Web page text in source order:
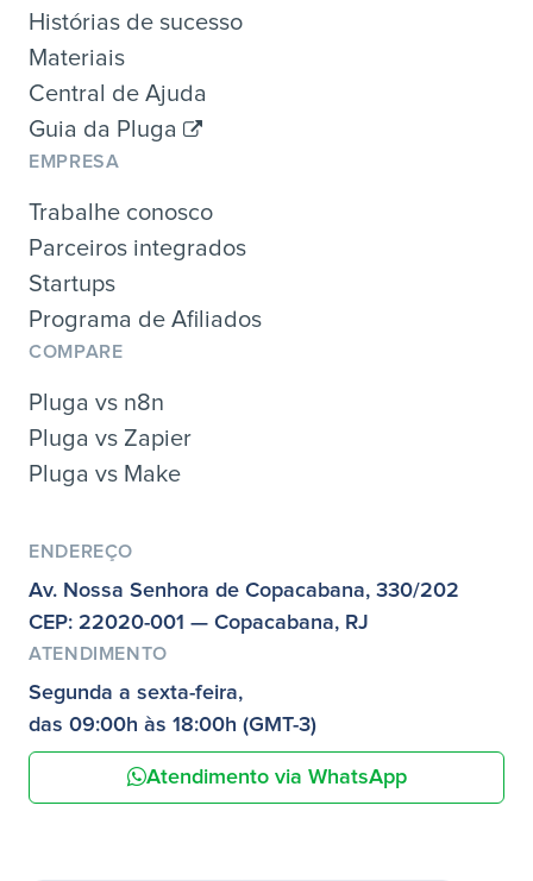
Histórias de sucesso
Materiais
Central de Ajuda
Guia da Pluga
EMPRESA
Trabalhe conosco
Parceiros integrados
Startups
Programa de Afiliados
COMPARE
Pluga vs n8n
Pluga vs Zapier
Pluga vs Make
ENDEREÇO
Av. Nossa Senhora de Copacabana, 330/202
CEP: 22020-001 — Copacabana, RJ
ATENDIMENTO
Segunda a sexta-feira,
das 09:00h às 18:00h (GMT-3)
Atendimento via WhatsApp